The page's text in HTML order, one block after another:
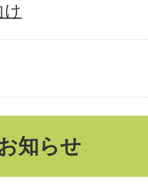
け
知らせ